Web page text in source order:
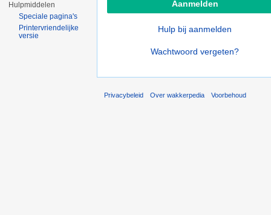
Hulp bij aanmelden
Wachtwoord vergeten?
Hulpmiddelen
Speciale pagina's
Printervriendelijke
versie
Privacybeleid Over wakkerpedia Voorbehoud